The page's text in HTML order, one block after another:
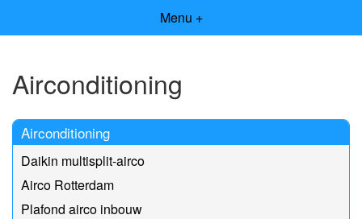
Menu +
Airconditioning
Airconditioning
Daikin multisplit-airco
Airco Rotterdam
Plafond airco inbouw